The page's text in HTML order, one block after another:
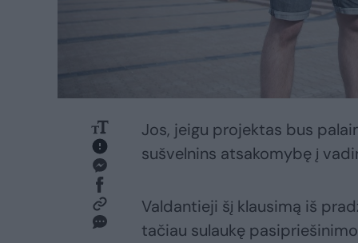
Jos, jeigu projektas bus
sušvelnins atsakomybę į
Valdantieji šį klausimą iš
tačiau sulaukę